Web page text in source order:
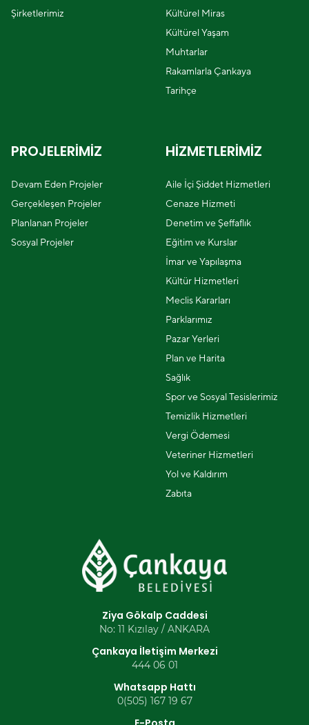
Şirketlerimiz
Kültürel Miras
Kültürel Yaşam
Muhtarlar
Rakamlarla Çankaya
Tarihçe
PROJELERİMİZ
Devam Eden Projeler
Gerçekleşen Projeler
Planlanan Projeler
Sosyal Projeler
HİZMETLERİMİZ
Aile İçi Şiddet Hizmetleri
Cenaze Hizmeti
Denetim ve Şeffaflık
Eğitim ve Kurslar
İmar ve Yapılaşma
Kültür Hizmetleri
Meclis Kararları
Parklarımız
Pazar Yerleri
Plan ve Harita
Sağlık
Spor ve Sosyal Tesislerimiz
Temizlik Hizmetleri
Vergi Ödemesi
Veteriner Hizmetleri
Yol ve Kaldırım
Zabıta
Ziya Gökalp Caddesi
No: 11 Kızılay / ANKARA
Çankaya İletişim Merkezi
444 06 01
Whatsapp Hattı
0(505) 167 19 67